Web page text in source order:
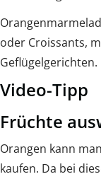
oder Croissants,
Geflügelgerichten.
Video-Tipp
Früchte
Orangen kann
kaufen. Da bei